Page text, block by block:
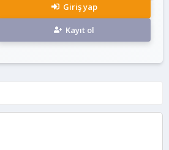
Giriş yap
Kayıt ol